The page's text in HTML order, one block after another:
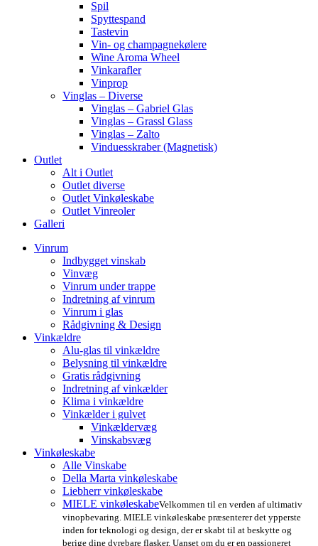
Spil
Spyttespand
Tastevin
Vin- og champagnekølere
Wine Aroma Wheel
Vinkarafler
Vinprop
Vinglas – Diverse
Vinglas – Gabriel Glas
Vinglas – Grassl Glass
Vinglas – Zalto
Vinduesskraber (Magnetisk)
Outlet
Alt i Outlet
Outlet diverse
Outlet Vinkøleskabe
Outlet Vinreoler
Galleri
Vinrum
Indbygget vinskab
Vinvæg
Vinrum under trappe
Indretning af vinrum
Vinrum i glas
Rådgivning & Design
Vinkældre
Alu-glas til vinkældre
Belysning til vinkældre
Gratis rådgivning
Indretning af vinkælder
Klima i vinkældre
Vinkælder i gulvet
Vinkældervæg
Vinskabsvæg
Vinkøleskabe
Alle Vinskabe
Della Marta vinkøleskabe
Liebherr vinkøleskabe
MIELE vinkøleskabeVelkommen til en verden af ultimativ
vinopbevaring. MIELE vinkøleskabe præsenterer det ypperste
inden for teknologi og design, der er skabt til at beskytte og
berige dine dyrebare flasker. Uanset om du er en passioneret